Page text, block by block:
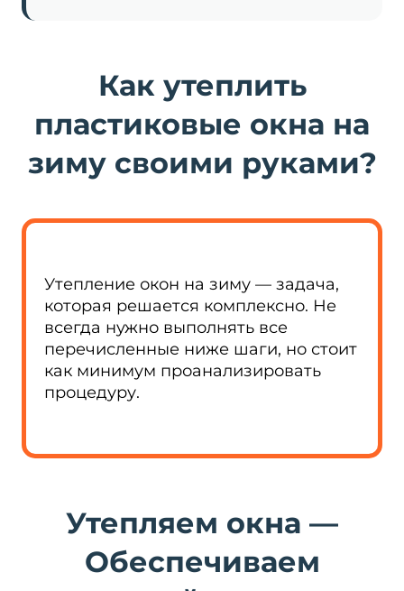
Как утеплить
пластиковые окна на
зиму своими руками?
Утепление окон на зиму — задача,
которая решается комплексно. Не
всегда нужно выполнять все
перечисленные ниже шаги, но стоит
как минимум проанализировать
процедуру.
Утепляем окна —
Обеспечиваем